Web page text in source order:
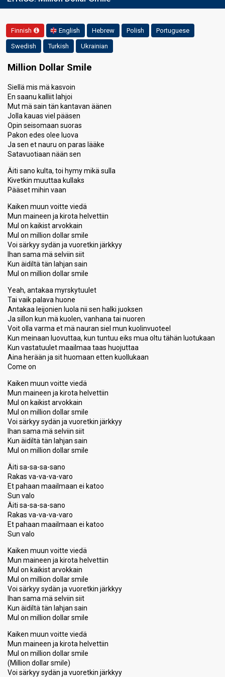
Finnish English Hebrew Polish Portuguese
Swedish Turkish Ukrainian
Million Dollar Smile
Siellä mis mä kasvoin
En saanu kalliit lahjoi
Mut mä sain tän kantavan äänen
Jolla kauas viel pääsen
Opin seisomaan suoras
Pakon edes olee luova
Ja sen et nauru on paras lääke
Satavuotiaan nään sen
Äiti sano kulta, toi hymy mikä sulla
Kivetkin muuttaa kullaks
Pääset mihin vaan
Kaiken muun voitte viedä
Mun maineen ja kirota helvettiin
Mul on kaikist arvokkain
Mul on million dollar smile
Voi särkyy sydän ja vuoretkin järkkyy
Ihan sama mä selviin siit
Kun äidiltä tän lahjan sain
Mul on million dollar smile
Yeah, antakaa myrskytuulet
Tai vaik palava huone
Antakaa leijonien luola nii sen halki juoksen
Ja sillon kun mä kuolen, vanhana tai nuoren
Voit olla varma et mä nauran siel mun kuolinvuoteel
Kun meinaan luovuttaa, kun tuntuu eiks mua oltu tähän luotukaan
Kun vastatuulet maailmaa taas huojuttaa
Aina herään ja sit huomaan etten kuollukaan
Come on
Kaiken muun voitte viedä
Mun maineen ja kirota helvettiin
Mul on kaikist arvokkain
Mul on million dollar smile
Voi särkyy sydän ja vuoretkin järkkyy
Ihan sama mä selviin siit
Kun äidiltä tän lahjan sain
Mul on million dollar smile
Äiti sa-sa-sa-sano
Rakas va-va-va-varo
Et pahaan maailmaan ei katoo
Sun valo
Äiti sa-sa-sa-sano
Rakas va-va-va-varo
Et pahaan maailmaan ei katoo
Sun valo
Kaiken muun voitte viedä
Mun maineen ja kirota helvettiin
Mul on kaikist arvokkain
Mul on million dollar smile
Voi särkyy sydän ja vuoretkin järkkyy
Ihan sama mä selviin siit
Kun äidiltä tän lahjan sain
Mul on million dollar smile
Kaiken muun voitte viedä
Mun maineen ja kirota helvettiin
Mul on million dollar smile
(Million dollar smile)
Voi särkyy sydän ja vuoretkin järkkyy